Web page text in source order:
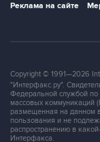
Реклама на сайте
Copyright © 1991—2026
"Интерфакс.ру".
Федеральной службой по
массовых коммуникаций
размещенная на данном
пользования и не
распространению в
Интерфакса.